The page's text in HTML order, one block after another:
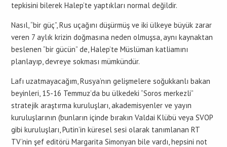
tepkisini bilerek Halep’te yaptıkları normal değildir.
Nasıl, “bir güç”, Rus uçağını düşürmüş ve iki ülkeye büyük zarar
veren 7 aylık krizin doğmasına neden olmuşsa, aynı kaynaktan
beslenen “bir gücün” de, Halep’te Müslüman katliamını
planlayıp, devreye sokması mümkündür.
Lafı uzatmayacağım, Rusya’nın gelişmelere soğukkanlı bakan
beyinleri, 15-16 Temmuz’da bu ülkedeki “Soros merkezli”
stratejik araştırma kuruluşları, akademisyenler ve yayın
kuruluşlarının (bunların içinde bırakın Valdai Klübü veya SVOP
gibi kuruluşları, Putin’in küresel sesi olarak tanımlanan RT
TV’nin şef editörü Margarita Simonyan bile vardı, hepsini not